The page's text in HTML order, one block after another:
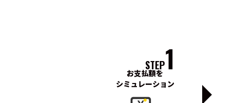
STEP1
お支払額を
シミュレーション